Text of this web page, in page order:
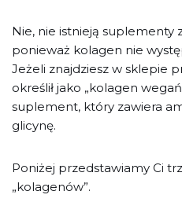
Nie, nie istnieją suplementy
ponieważ kolagen nie
Jeżeli znajdziesz w sklepie
określił jako „kolagen
suplement, który zawiera
glicynę.
Poniżej przedstawiamy Ci
„kolagenów”.